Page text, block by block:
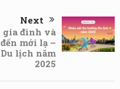
Next
gia đình và
mới lạ –
lịch năm
2025